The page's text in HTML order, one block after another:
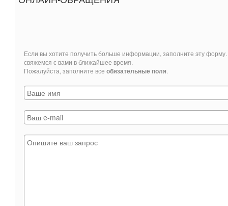
Если вы хотите получить больше информации, заполните эту
свяжемся с вами в ближайшее время.
Пожалуйста, заполните все обязательные поля.